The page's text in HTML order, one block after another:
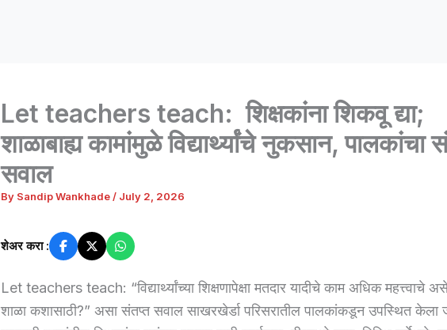
Let teachers teach: शिक्षकांना शिकवू द्या;
शाळाबाह्य कामांमुळे विद्यार्थ्यांचे नुकसान, पालकांचा
सवाल
By Sandip Wankhade / July 2, 2026
शेअर करा :
Let teachers teach: “विद्यार्थ्यांच्या शिक्षणापेक्षा मतदार यादीचे काम अधिक महत्त्वाचे
शाळा कशासाठी?” असा संतप्त सवाल साखरखेर्डा परिसरातील पालकांकडून उपस्थित